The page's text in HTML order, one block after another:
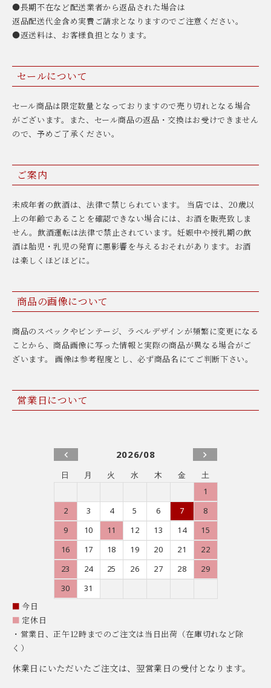
●長期不在など配送業者から返品された場合は
返品配送代金含め実費ご請求となりますのでご注意ください。
●返送料は、お客様負担となります。
セールについて
セール商品は限定数量となっておりますので売り切れとなる場合
がございます。また、セール商品の返品・交換はお受けできません
ので、予めご了承ください。
ご案内
未成年者の飲酒は、法律で禁じられています。 当店では、20歳以
上の年齢であることを確認できない場合には、お酒を販売致しま
せん。飲酒運転は法律で禁止されています。妊娠中や授乳期の飲
酒は胎児・乳児の発育に悪影響を与えるおそれがあります。お酒
は楽しくほどほどに。
商品の画像について
商品のスペックやビンテージ、ラベルデザインが頻繁に変更になる
ことから、商品画像に写った情報と実際の商品が異なる場合がご
ざいます。 画像は参考程度とし、必ず商品名にてご判断下さい。
営業日について
2026/08
日 月 火 水 木 金
土
1
2
3 4 5 6 7
8
9
10 11 12 13 14
15
16
17 18 19 20 21
22
23
24 25 26 27 28
29
30
31
■ 今日
■ 定休日
・営業日、正午12時までのご注文は当日出荷（在庫切れなど除
く）
休業日にいただいたご注文は、翌営業日の受付となります。